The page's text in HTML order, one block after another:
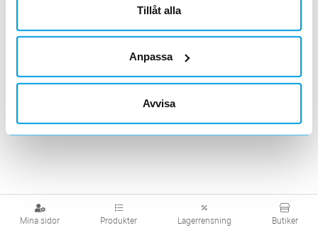
Tillåt alla
Anpassa
Avvisa
Mina sidor Produkter Lagerrensning Butiker
Visa produkter från alla underliggande kategorier